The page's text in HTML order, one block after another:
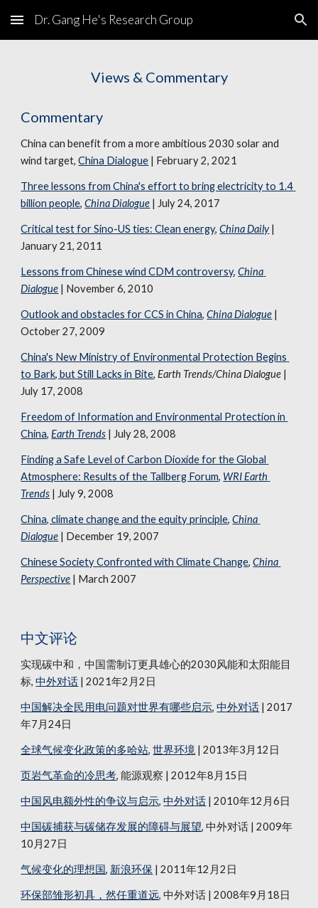
Skip to main content Skip to navigation
Dr. Gang He's Research Group
Views & Commentary
Commentary
China can benefit from a more ambitious 2030 solar and
wind target, China Dialogue | February 2, 2021
Three lessons from China's effort to bring electricity to 1.4
billion people, China Dialogue | July 24, 2017
Critical test for Sino-US ties: Clean energy, China Daily |
January 21, 2011
Lessons from Chinese wind CDM controversy, China
Dialogue | November 6, 2010
Outlook and obstacles for CCS in China, China Dialogue |
October 27, 2009
China's New Ministry of Environmental Protection Begins
to Bark, but Still Lacks in Bite, Earth Trends/China Dialogue |
July 17, 2008
Freedom of Information and Environmental Protection in
China, Earth Trends | July 28, 2008
Finding a Safe Level of Carbon Dioxide for the Global
Atmosphere: Results of the Tallberg Forum, WRI Earth
Trends | July 9, 2008
China, climate change and the equity principle, China
Dialogue | December 19, 2007
Chinese Society Confronted with Climate Change, China
Perspective | March 2007
中文评论
实现碳中和，中国需制订更具雄心的2030风能和太阳能目
标, 中外对话 | 2021年2月2日
中国解决全民用电问题对世界有哪些启示, 中外对话 | 2017
年7月24日
全球气候变化政策的多哈站, 世界环境 | 2013年3月12日
页岩气革命的冷思考, 能源观察 | 2012年8月15日
中国风电额外性的争议与启示, 中外对话 | 2010年12月6日
中国碳捕获与碳储存发展的障碍与展望, 中外对话 | 2009年
10月27日
气候变化的理想国, 新浪环保 | 2011年12月2日
环保部雏形初具，然任重道远, 中外对话 | 2008年9月18日